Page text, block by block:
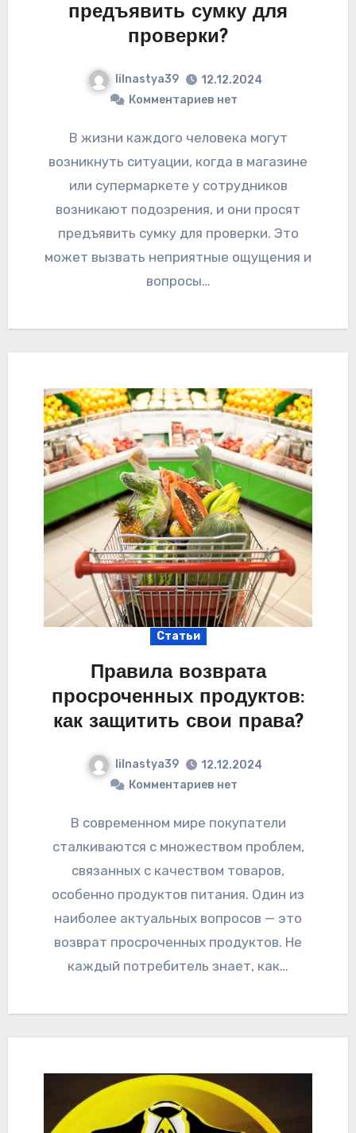
предъявить сумку для
проверки?
lilnastya39
12.12.2024
Комментариев нет
В жизни каждого человека могут
возникнуть ситуации, когда в магазине
или супермаркете у сотрудников
возникают подозрения, и они просят
предъявить сумку для проверки. Это
может вызвать неприятные ощущения и
вопросы…
Статьи
Правила возврата
просроченных продуктов:
как защитить свои права?
lilnastya39
12.12.2024
Комментариев нет
В современном мире покупатели
сталкиваются с множеством проблем,
связанных с качеством товаров,
особенно продуктов питания. Один из
наиболее актуальных вопросов — это
возврат просроченных продуктов. Не
каждый потребитель знает, как…